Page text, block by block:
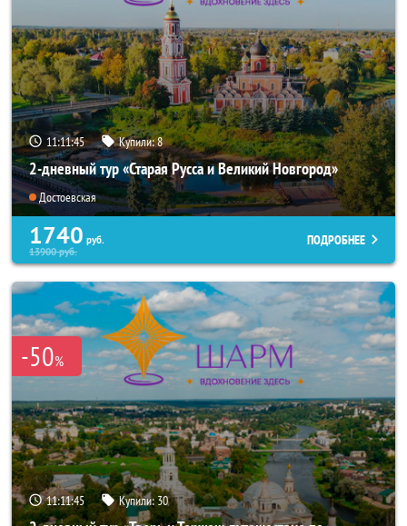
11:11:44 Купили:8
2-дневный тур «Старая Русса и Великий Новгород»
Достоевская
1740 руб.
13900руб.
ПОДРОБНЕЕ
-50%
11:11:44 Купили:30